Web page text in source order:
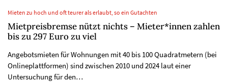
Mieten zu hoch und oft teurer als erlaubt, so ein Gutachten
Mietpreisbremse nützt nichts – Mieter*innen zahlen
bis zu 297 Euro zu viel
Angebotsmieten für Wohnungen mit 40 bis 100 Quadratmetern (bei
Onlineplattformen) sind zwischen 2010 und 2024 laut einer
Untersuchung für den…